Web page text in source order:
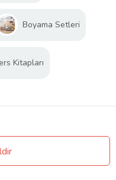
Boyama Setleri
Kitapları